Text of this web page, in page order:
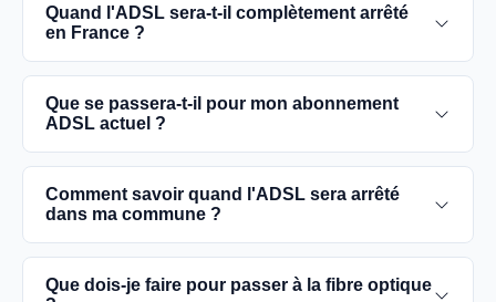
Quand l'ADSL sera-t-il complètement arrêté
en France ?
L'extinction complète du réseau ADSL est prévue
pour 2030. D'ici là, les utilisateurs sont
optique, plus rapides et fiables.
Que se passera-t-il pour mon abonnement
ADSL actuel ?
Vous pouvez continuer à utiliser votre
abonnement ADSL jusqu'à la date de fermeture du
conseillé de passer à la fibre optique dès que
possible pour une meilleure qualité de service.
Comment savoir quand l'ADSL sera arrêté
dans ma commune ?
Les dates précises de fermeture de l'ADSL varient
Que dois-je faire pour passer à la fibre optique